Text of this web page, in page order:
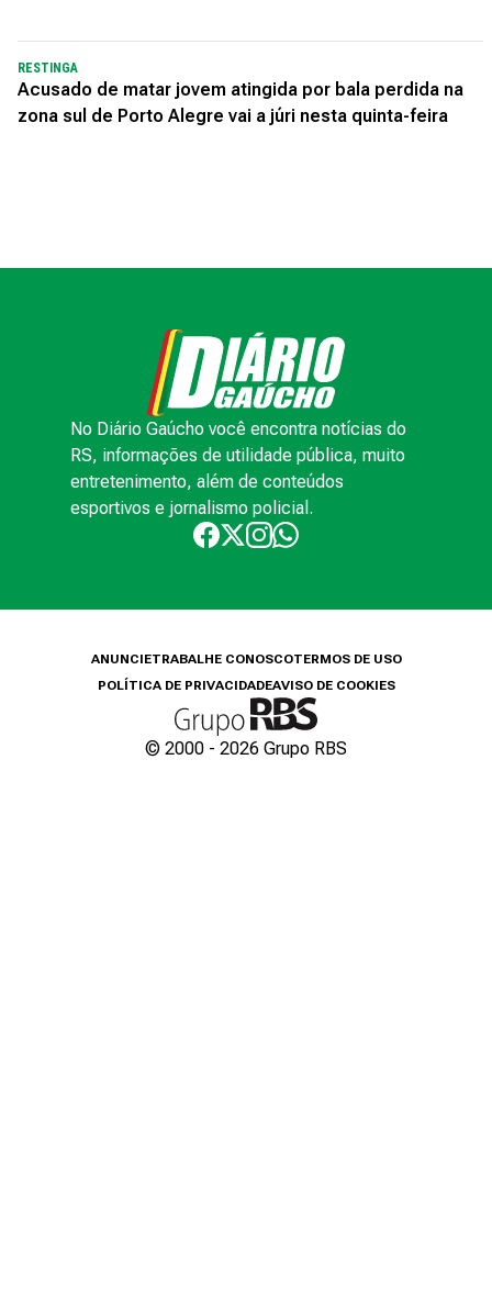
RESTINGA
Acusado de matar jovem atingida por bala perdida na
zona sul de Porto Alegre vai a júri nesta quinta-feira
No Diário Gaúcho você encontra notícias do
RS, informações de utilidade pública, muito
entretenimento, além de conteúdos
esportivos e jornalismo policial.
ANUNCIETRABALHE CONOSCOTERMOS DE USO
POLÍTICA DE PRIVACIDADEAVISO DE COOKIES
© 2000 - 2026 Grupo RBS